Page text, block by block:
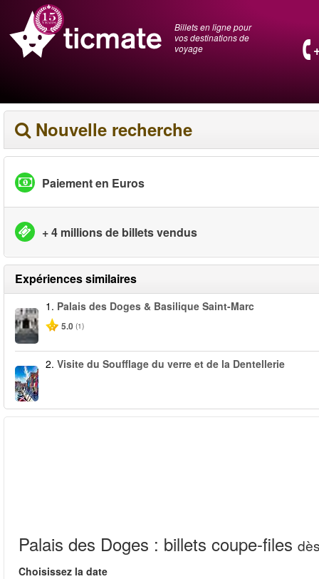
Billets en ligne pour
vos destinations de
voyage
Nouvelle recherche
Paiement en Euros
+ 4 millions de billets vendus
Expériences similaires
1. Palais des Doges & Basilique Saint-Marc
5.0 (1)
2. Visite du Soufflage du verre et de la Dentellerie
Palais des Doges : billets coupe-files
Choisissez la date